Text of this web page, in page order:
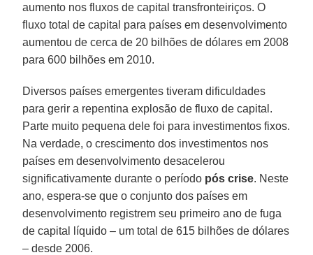
aumento nos fluxos de capital transfronteiriços. O
fluxo total de capital para países em desenvolvimento
aumentou de cerca de 20 bilhões de dólares em 2008
para 600 bilhões em 2010.
Diversos países emergentes tiveram dificuldades
para gerir a repentina explosão de fluxo de capital.
Parte muito pequena dele foi para investimentos fixos.
Na verdade, o crescimento dos investimentos nos
países em desenvolvimento desacelerou
significativamente durante o período pós crise. Neste
ano, espera-se que o conjunto dos países em
desenvolvimento registrem seu primeiro ano de fuga
de capital líquido – um total de 615 bilhões de dólares
– desde 2006.